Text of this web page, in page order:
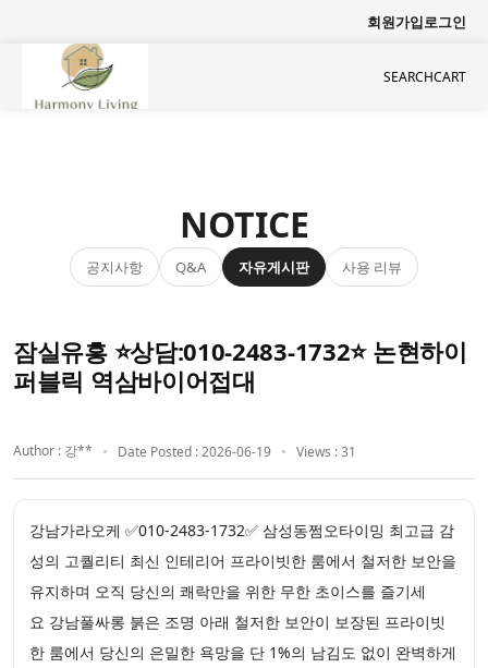
회원가입로그인
SEARCHCART
NOTICE
공지사항 Q&A 자유게시판 사용 리뷰
잠실유흥 ⭐상담:010-2483-1732⭐ 논현하이
퍼블릭 역삼바이어접대
Author : 강** Date Posted : 2026-06-19 Views : 31
강남가라오케 ✅010-2483-1732✅ 삼성동쩜오타이밍 최고급 감
성의 고퀄리티 최신 인테리어 프라이빗한 룸에서 철저한 보안을
유지하며 오직 당신의 쾌락만을 위한 무한 초이스를 즐기세
요 강남풀싸롱 붉은 조명 아래 철저한 보안이 보장된 프라이빗
한 룸에서 당신의 은밀한 욕망을 단 1%의 남김도 없이 완벽하게